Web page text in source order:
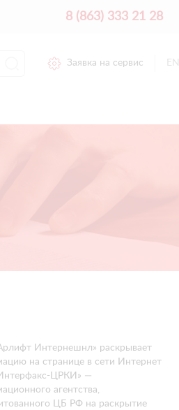
8 (863) 333 21 28
Заявка на сервис EN
Интернешнл» раскрывает
на странице в сети Интернет
ЦРКИ» —
агентства,
ЦБ РФ на раскрытие